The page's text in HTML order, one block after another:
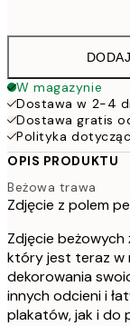
W magazynie
Dostawa w 2-4
Dostawa gratis
Polityka
OPIS PRODUKTU
Beżowa trawa
Zdjęcie z polem
Zdjęcie beżowych
który jest teraz w
dekorowania
innych odcieni i
plakatów, jak i do